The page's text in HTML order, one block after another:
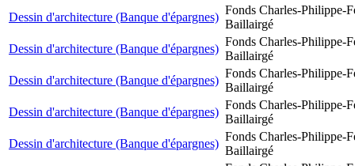
Dessin d'architecture (Banque d'épargnes)
Fonds Charles-Philippe-
Baillairgé
Dessin d'architecture (Banque d'épargnes)
Fonds Charles-Philippe-
Baillairgé
Dessin d'architecture (Banque d'épargnes)
Fonds Charles-Philippe-
Baillairgé
Dessin d'architecture (Banque d'épargnes)
Fonds Charles-Philippe-
Baillairgé
Dessin d'architecture (Banque d'épargnes)
Fonds Charles-Philippe-
Baillairgé